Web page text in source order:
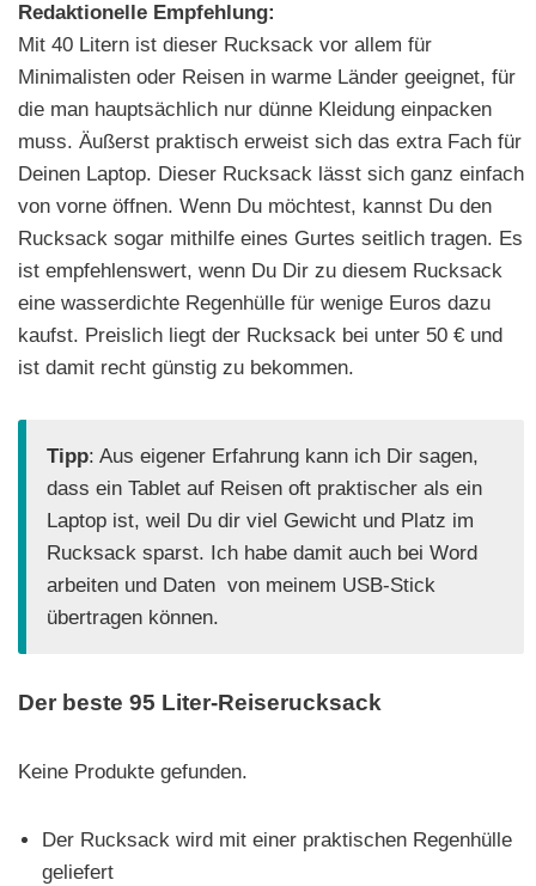
Redaktionelle Empfehlung:
Mit 40 Litern ist dieser Rucksack vor allem für
Minimalisten oder Reisen in warme Länder geeignet, für
die man hauptsächlich nur dünne Kleidung einpacken
muss. Äußerst praktisch erweist sich das extra Fach für
Deinen Laptop. Dieser Rucksack lässt sich ganz einfach
von vorne öffnen. Wenn Du möchtest, kannst Du den
Rucksack sogar mithilfe eines Gurtes seitlich tragen. Es
ist empfehlenswert, wenn Du Dir zu diesem Rucksack
eine wasserdichte Regenhülle für wenige Euros dazu
kaufst. Preislich liegt der Rucksack bei unter 50 € und
ist damit recht günstig zu bekommen.
Tipp: Aus eigener Erfahrung kann ich Dir sagen,
dass ein Tablet auf Reisen oft praktischer als ein
Laptop ist, weil Du dir viel Gewicht und Platz im
Rucksack sparst. Ich habe damit auch bei Word
arbeiten und Daten von meinem USB-Stick
übertragen können.
Der beste 95 Liter-Reiserucksack
Keine Produkte gefunden.
Der Rucksack wird mit einer praktischen Regenhülle
geliefert